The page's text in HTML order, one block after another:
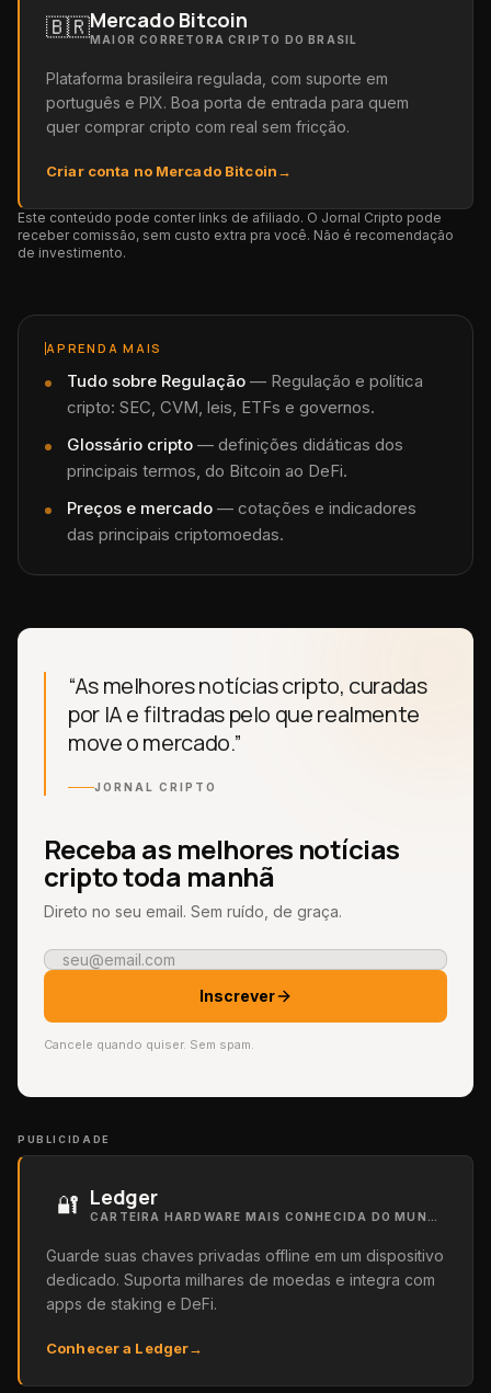
🇧🇷Mercado Bitcoin
MAIOR CORRETORA CRIPTO DO BRASIL
Plataforma brasileira regulada, com suporte em
português e PIX. Boa porta de entrada para quem
quer comprar cripto com real sem fricção.
Criar conta no Mercado Bitcoin→
Este conteúdo pode conter links de afiliado. O Jornal Cripto pode
receber comissão, sem custo extra pra você. Não é recomendação
de investimento.
APRENDA MAIS
Tudo sobre Regulação — Regulação e política
cripto: SEC, CVM, leis, ETFs e governos.
Glossário cripto — definições didáticas dos
principais termos, do Bitcoin ao DeFi.
Preços e mercado — cotações e indicadores
das principais criptomoedas.
“As melhores notícias cripto, curadas
por IA e filtradas pelo que realmente
move o mercado.”
JORNAL CRIPTO
Receba as melhores notícias
cripto toda manhã
Direto no seu email. Sem ruído, de graça.
Inscrever
Cancele quando quiser. Sem spam.
PUBLICIDADE
🔐 Ledger
Guarde suas chaves privadas offline em um dispositivo
dedicado. Suporta milhares de moedas e integra com
apps de staking e DeFi.
Conhecer a Ledger→